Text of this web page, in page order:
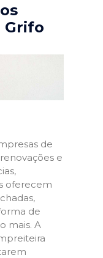
Grifo
de
e
oferecem
de
mais. A